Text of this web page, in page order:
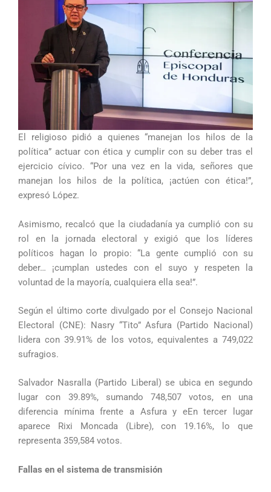
El religioso pidió a quienes “manejan los hilos de la
política” actuar con ética y cumplir con su deber tras el
ejercicio cívico. “Por una vez en la vida, señores que
manejan los hilos de la política, ¡actúen con ética!”,
expresó López.
Asimismo, recalcó que la ciudadanía ya cumplió con su
rol en la jornada electoral y exigió que los líderes
políticos hagan lo propio: “La gente cumplió con su
deber… ¡cumplan ustedes con el suyo y respeten la
voluntad de la mayoría, cualquiera ella sea!”.
Según el último corte divulgado por el Consejo Nacional
Electoral (CNE): Nasry “Tito” Asfura (Partido Nacional)
lidera con 39.91% de los votos, equivalentes a 749,022
sufragios.
Salvador Nasralla (Partido Liberal) se ubica en segundo
lugar con 39.89%, sumando 748,507 votos, en una
diferencia mínima frente a Asfura y eEn tercer lugar
aparece Rixi Moncada (Libre), con 19.16%, lo que
representa 359,584 votos.
Fallas en el sistema de transmisión